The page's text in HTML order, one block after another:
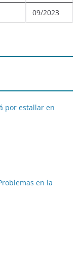
09/2023
por estallar en
en la